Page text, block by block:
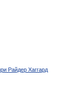
Райдер Хаггард